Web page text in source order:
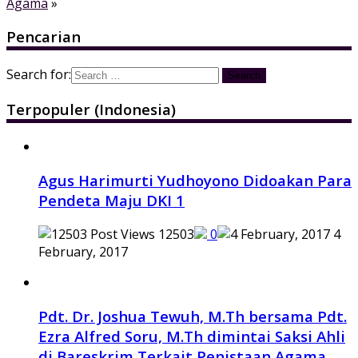
Pencarian
Search for:
Terpopuler (Indonesia)
Agus Harimurti Yudhoyono Didoakan Para
Pendeta Maju DKI 1
12503 0
4
February, 2017
Pdt. Dr. Joshua Tewuh, M.Th bersama Pdt.
Ezra Alfred Soru, M.Th dimintai Saksi Ahli